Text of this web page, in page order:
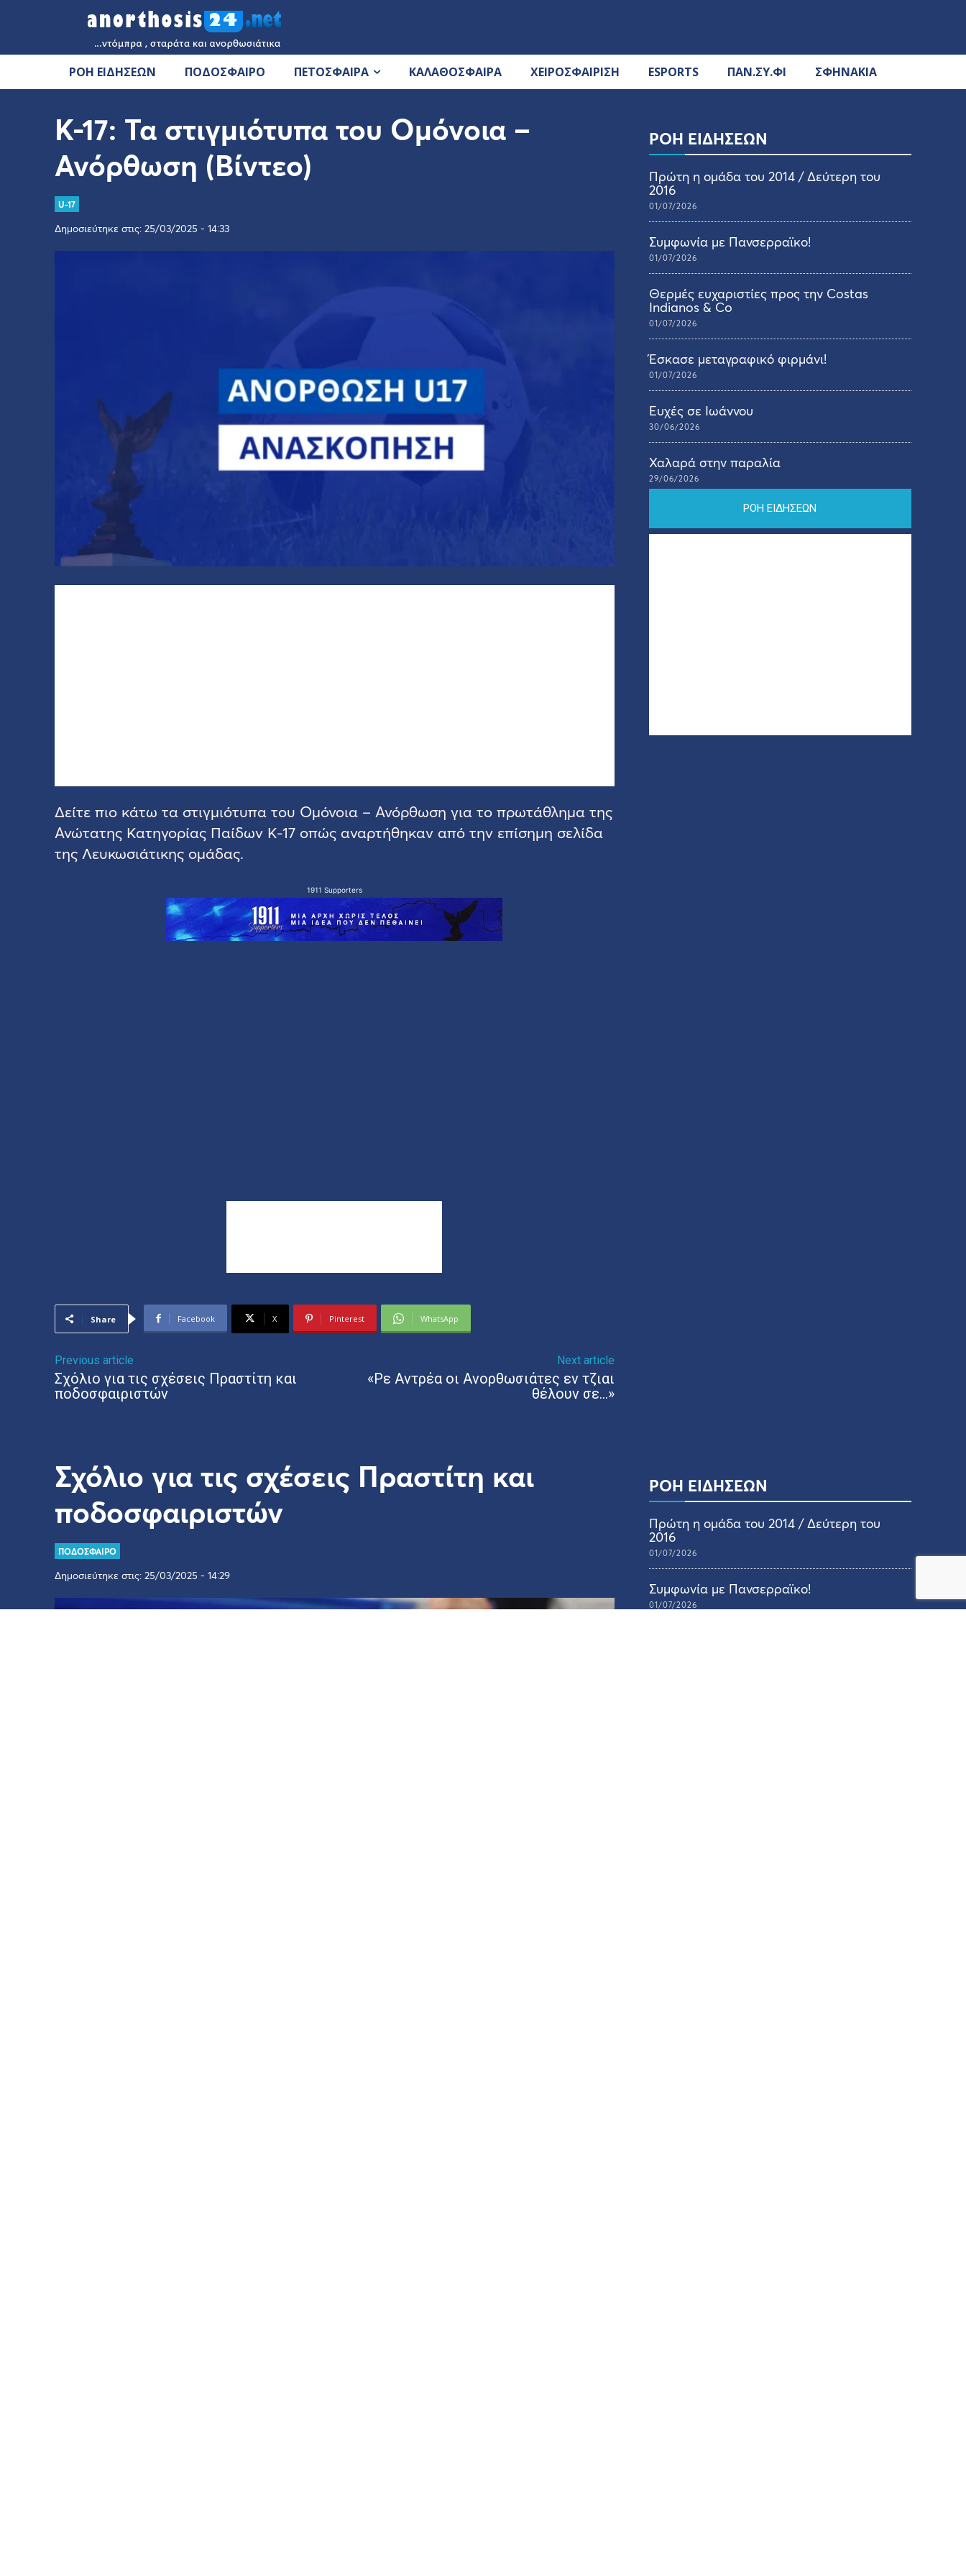
ΡΟΗ ΕΙΔΗΣΕΩΝ ΠΟΔΟΣΦΑΙΡΟ ΠΕΤΟΣΦΑΙΡΑ ΚΑΛΑΘΟΣΦΑΙΡΑ ΧΕΙΡΟΣΦΑΙΡΙΣΗ ESPORTS ΠΑΝ.ΣΥ.ΦΙ ΣΦΗΝΑΚΙΑ
Κ-17: Τα στιγμιότυπα του Ομόνοια –
Ανόρθωση (Βίντεο)
U-17
Δημοσιεύτηκε στις: 25/03/2025 - 14:33
Δείτε πιο κάτω τα στιγμιότυπα του Ομόνοια – Ανόρθωση για το πρωτάθλημα της
Ανώτατης Κατηγορίας Παίδων Κ-17 οπώς αναρτήθηκαν από την επίσημη σελίδα
της Λευκωσιάτικης ομάδας.
1911 Supporters
Share Facebook X Pinterest WhatsApp
Previous article
Σχόλιο για τις σχέσεις Πραστίτη και
ποδοσφαιριστών
Next article
«Ρε Αντρέα οι Ανορθωσιάτες εν τζιαι
θέλουν σε…»
ΡΟΗ ΕΙΔΗΣΕΩΝ
Πρώτη η ομάδα του 2014 / Δεύτερη του
2016
01/07/2026
Συμφωνία με Πανσερραϊκο!
01/07/2026
Θερμές ευχαριστίες προς την Costas
Indianos & Co
01/07/2026
Έσκασε μεταγραφικό φιρμάνι!
01/07/2026
Ευχές σε Ιωάννου
30/06/2026
Χαλαρά στην παραλία
29/06/2026
ΡΟΗ ΕΙΔΗΣΕΩΝ